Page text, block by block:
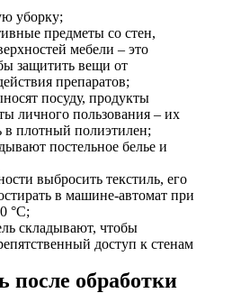
уборку;
предметы со стен,
мебели – это
защитить вещи от
препаратов;
посуду, продукты
личного пользования – их
в плотный полиэтилен;
постельное белье и
выбросить текстиль, его
в машине-автомат при
°C;
складывают, чтобы
доступ к стенам
после обработки